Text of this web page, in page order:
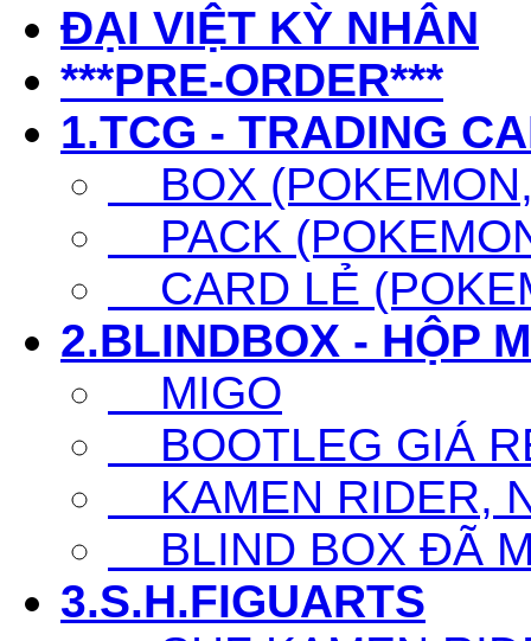
ĐẠI VIỆT KỲ NHÂN
***PRE-ORDER***
1.TCG - TRADING
BOX
PACK
CARD LẺ
2.BLINDBOX - HỘP
MIGO
BOOTLEG GIÁ
KAMEN RIDER,
BLIND BOX ĐÃ
3.S.H.FIGUARTS